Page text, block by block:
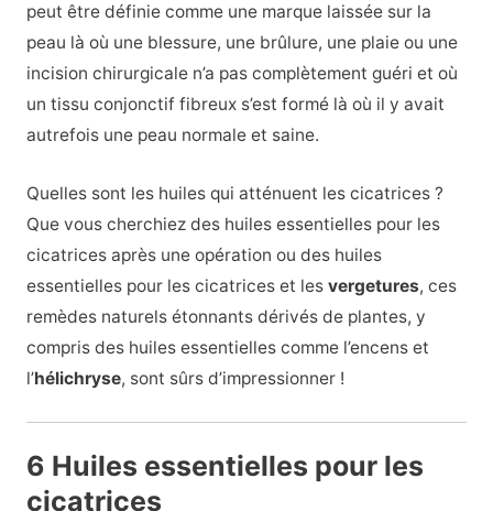
peut être définie comme une marque laissée sur la
peau là où une blessure, une brûlure, une plaie ou une
incision chirurgicale n’a pas complètement guéri et où
un tissu conjonctif fibreux s’est formé là où il y avait
autrefois une peau normale et saine.
Quelles sont les huiles qui atténuent les cicatrices ?
Que vous cherchiez des huiles essentielles pour les
cicatrices après une opération ou des huiles
essentielles pour les cicatrices et les vergetures, ces
remèdes naturels étonnants dérivés de plantes, y
compris des huiles essentielles comme l’encens et
l’hélichryse, sont sûrs d’impressionner !
6 Huiles essentielles pour les
cicatrices